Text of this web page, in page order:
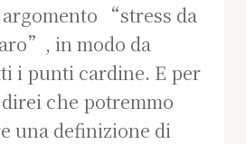
“stress da
in modo da
i punti cardine. E per
che potremmo
una definizione di